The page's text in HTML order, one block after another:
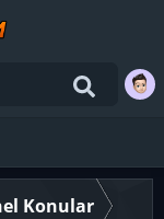
Konular